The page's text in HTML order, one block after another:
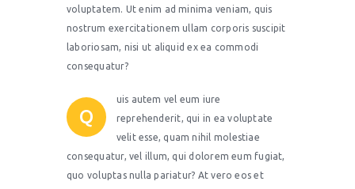
voluptatem. Ut enim ad minima veniam, quis
nostrum exercitationem ullam corporis suscipit
laboriosam, nisi ut aliquid ex ea commodi
consequatur?
Q
uis autem vel eum iure
reprehenderit, qui in ea voluptate
velit esse, quam nihil molestiae
consequatur, vel illum, qui dolorem eum fugiat,
quo voluptas nulla pariatur? At vero eos et